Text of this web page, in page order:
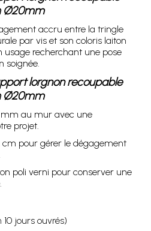
Ø20mm
accru entre la tringle
par vis et son coloris laiton
usage recherchant une pose
soignée.
lorgnon recoupable
Ø20mm
au mur avec une
projet.
cm pour gérer le dégagement
poli verni pour conserver une
jours ouvrés)